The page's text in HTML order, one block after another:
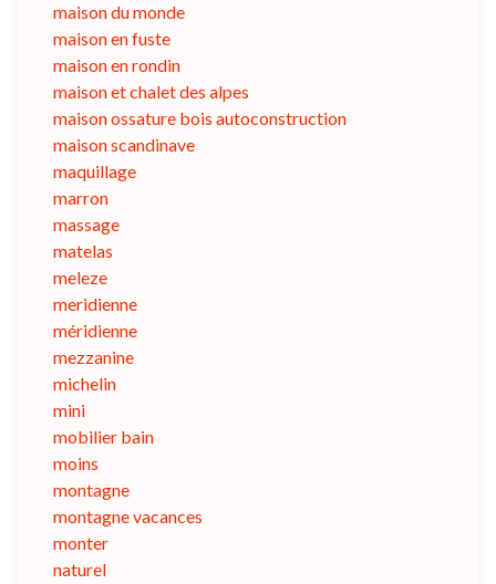
maison du monde
maison en fuste
maison en rondin
maison et chalet des alpes
maison ossature bois autoconstruction
maison scandinave
maquillage
marron
massage
matelas
meleze
meridienne
méridienne
mezzanine
michelin
mini
mobilier bain
moins
montagne
montagne vacances
monter
naturel